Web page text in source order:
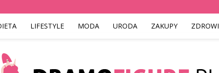
LIFESTYLE MODA URODA ZAKUPY